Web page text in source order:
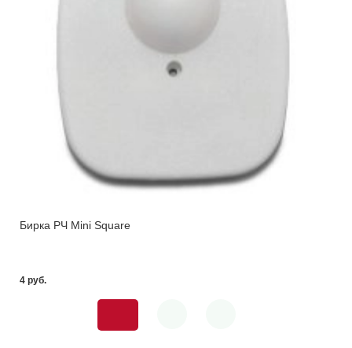
Бирка РЧ Mini Square
4 pуб.